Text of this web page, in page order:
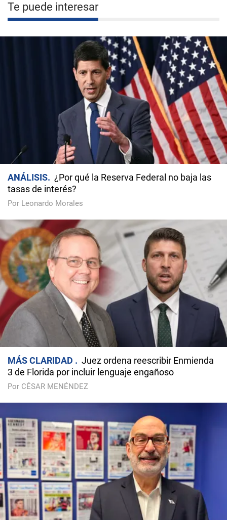
Te puede interesar
ANÁLISIS
¿Por qué la Reserva Federal no baja las
tasas de interés?
Por Leonardo Morales
MÁS CLARIDAD
Juez ordena reescribir Enmienda
3 de Florida por incluir lenguaje engañoso
Por CÉSAR MENÉNDEZ